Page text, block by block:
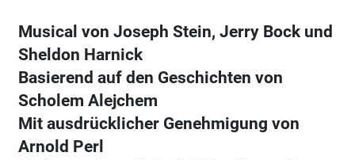
Musical von Joseph Stein, Jerry Bock und
Sheldon Harnick
Basierend auf den Geschichten von
Scholem Alejchem
Mit ausdrücklicher Genehmigung von
Arnold Perl